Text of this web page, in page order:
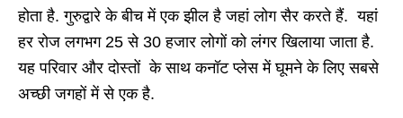
होता है. गुरुद्वारे के बीच में एक झील है जहां लोग सैर करते हैं. यहां
हर रोज लगभग 25 से 30 हजार लोगों को लंगर खिलाया जाता है.
यह परिवार और दोस्तों के साथ कनॉट प्लेस में घूमने के लिए सबसे
अच्छी जगहों में से एक है.